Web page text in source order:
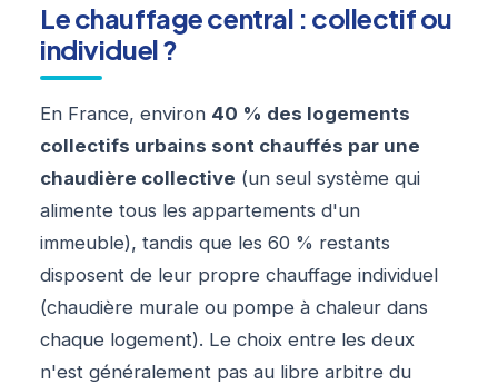
Le chauffage central : collectif ou
individuel ?
En France, environ 40 % des logements
collectifs urbains sont chauffés par une
chaudière collective (un seul système qui
alimente tous les appartements d'un
immeuble), tandis que les 60 % restants
disposent de leur propre chauffage individuel
(chaudière murale ou pompe à chaleur dans
chaque logement). Le choix entre les deux
n'est généralement pas au libre arbitre du